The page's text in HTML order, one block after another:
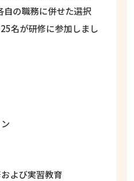
自の職務に併せた選択
名が研修に参加しまし
よび実習教育